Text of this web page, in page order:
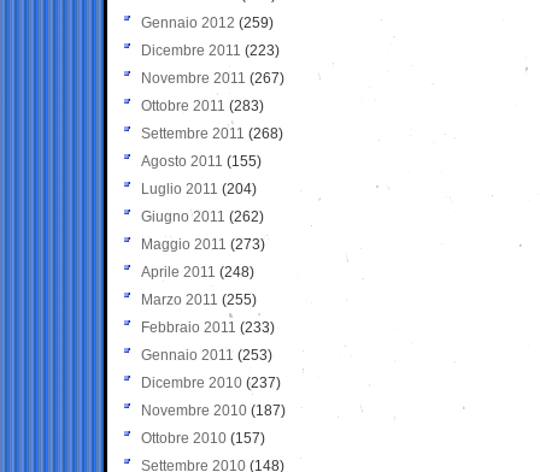
Gennaio 2012 (259)
Dicembre 2011 (223)
Novembre 2011 (267)
Ottobre 2011 (283)
Settembre 2011 (268)
Agosto 2011 (155)
Luglio 2011 (204)
Giugno 2011 (262)
Maggio 2011 (273)
Aprile 2011 (248)
Marzo 2011 (255)
Febbraio 2011 (233)
Gennaio 2011 (253)
Dicembre 2010 (237)
Novembre 2010 (187)
Ottobre 2010 (157)
Settembre 2010 (148)